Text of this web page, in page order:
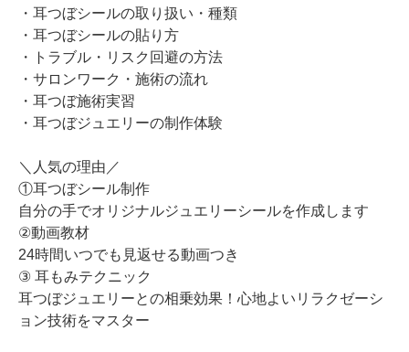
・耳つぼシールの取り扱い・種類
・耳つぼシールの貼り方
・トラブル・リスク回避の方法
・サロンワーク・施術の流れ
・耳つぼ施術実習
・耳つぼジュエリーの制作体験
＼人気の理由／
①耳つぼシール制作
自分の手でオリジナルジュエリーシールを作成します
②動画教材
24時間いつでも見返せる動画つき
③ 耳もみテクニック
耳つぼジュエリーとの相乗効果！心地よいリラクゼーシ
ョン技術をマスター